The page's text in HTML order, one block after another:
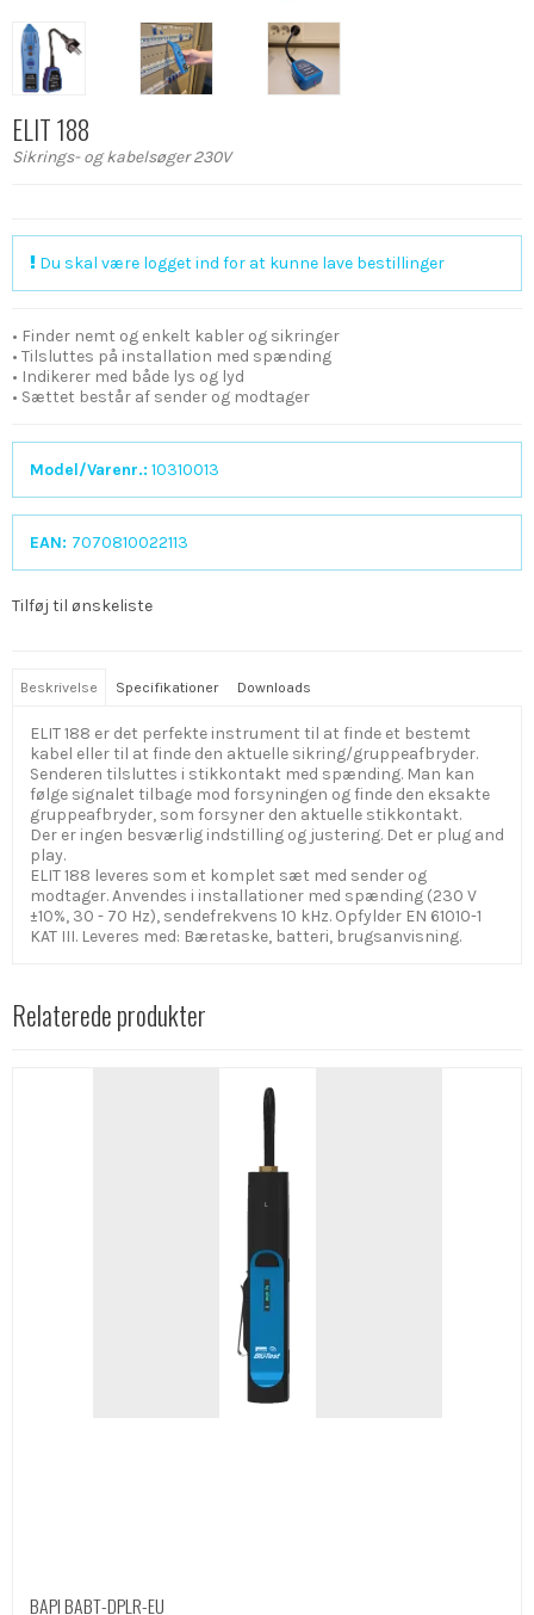
ELIT 188
Sikrings- og kabelsøger 230V
Du skal være logget ind for at kunne lave bestillinger
• Finder nemt og enkelt kabler og sikringer
• Tilsluttes på installation med spænding
• Indikerer med både lys og lyd
• Sættet består af sender og modtager
Model/Varenr.: 10310013
EAN: 7070810022113
Tilføj til ønskeliste
Beskrivelse Specifikationer Downloads
ELIT 188 er det perfekte instrument til at finde et bestemt
kabel eller til at finde den aktuelle sikring/gruppeafbryder.
Senderen tilsluttes i stikkontakt med spænding. Man kan
følge signalet tilbage mod forsyningen og finde den eksakte
gruppeafbryder, som forsyner den aktuelle stikkontakt.
Der er ingen besværlig indstilling og justering. Det er plug and
play.
ELIT 188 leveres som et komplet sæt med sender og
modtager. Anvendes i installationer med spænding (230 V
±10%, 30 - 70 Hz), sendefrekvens 10 kHz. Opfylder EN 61010-1
KAT III. Leveres med: Bæretaske, batteri, brugsanvisning.
Relaterede produkter
BAPI BABT-DPLR-EU